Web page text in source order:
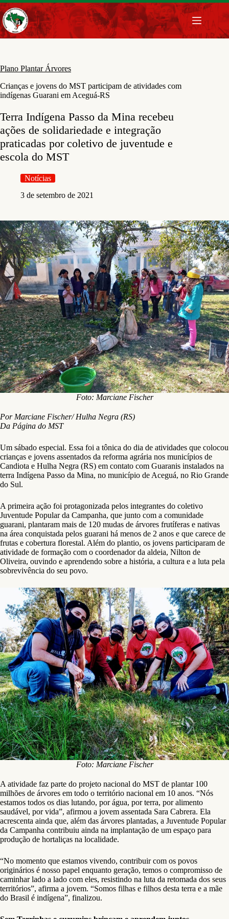
Pular
para
o
conteúdo
Plano Plantar Árvores
Crianças e jovens do MST participam de atividades com
indígenas Guarani em Aceguá-RS
Terra Indígena Passo da Mina recebeu
ações de solidariedade e integração
praticadas por coletivo de juventude e
escola do MST
Notícias
3 de setembro de 2021
Foto: Marciane Fischer
Por Marciane Fischer/ Hulha Negra (RS)
Da Página do MST
Um sábado especial. Essa foi a tônica do dia de atividades que colocou
crianças e jovens assentados da reforma agrária nos municípios de
Candiota e Hulha Negra (RS) em contato com Guaranis instalados na
terra Indígena Passo da Mina, no município de Aceguá, no Rio Grande
do Sul.
A primeira ação foi protagonizada pelos integrantes do coletivo
Juventude Popular da Campanha, que junto com a comunidade
guarani, plantaram mais de 120 mudas de árvores frutíferas e nativas
na área conquistada pelos guarani há menos de 2 anos e que carece de
frutas e cobertura florestal. Além do plantio, os jovens participaram de
atividade de formação com o coordenador da aldeia, Nilton de
Oliveira, ouvindo e aprendendo sobre a história, a cultura e a luta pela
sobrevivência do seu povo.
Foto: Marciane Fischer
A atividade faz parte do projeto nacional do MST de plantar 100
milhões de árvores em todo o território nacional em 10 anos. “Nós
estamos todos os dias lutando, por água, por terra, por alimento
saudável, por vida”, afirmou a jovem assentada Sara Cabrera. Ela
acrescenta ainda que, além das árvores plantadas, a Juventude Popular
da Campanha contribuiu ainda na implantação de um espaço para
produção de hortaliças na localidade.
“No momento que estamos vivendo, contribuir com os povos
originários é nosso papel enquanto geração, temos o compromisso de
caminhar lado a lado com eles, resistindo na luta da retomada dos seus
territórios”, afirma a jovem. “Somos filhas e filhos desta terra e a mãe
do Brasil é indígena”, finalizou.